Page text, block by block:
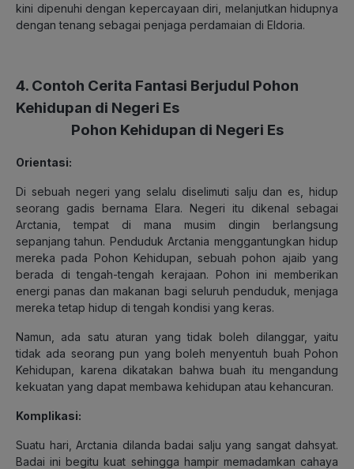
kini dipenuhi dengan kepercayaan diri, melanjutkan hidupnya
dengan tenang sebagai penjaga perdamaian di Eldoria.
4. Contoh Cerita Fantasi Berjudul Pohon
Kehidupan di Negeri Es
Pohon Kehidupan di Negeri Es
Orientasi:
Di sebuah negeri yang selalu diselimuti salju dan es, hidup
seorang gadis bernama Elara. Negeri itu dikenal sebagai
Arctania, tempat di mana musim dingin berlangsung
sepanjang tahun. Penduduk Arctania menggantungkan hidup
mereka pada Pohon Kehidupan, sebuah pohon ajaib yang
berada di tengah-tengah kerajaan. Pohon ini memberikan
energi panas dan makanan bagi seluruh penduduk, menjaga
mereka tetap hidup di tengah kondisi yang keras.
Namun, ada satu aturan yang tidak boleh dilanggar, yaitu
tidak ada seorang pun yang boleh menyentuh buah Pohon
Kehidupan, karena dikatakan bahwa buah itu mengandung
kekuatan yang dapat membawa kehidupan atau kehancuran.
Komplikasi:
Suatu hari, Arctania dilanda badai salju yang sangat dahsyat.
Badai ini begitu kuat sehingga hampir memadamkan cahaya